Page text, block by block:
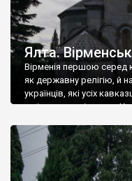
Ялта.
Вірменія першою серед
як державну релігію, й
українців, які усіх
є відданими вірянами